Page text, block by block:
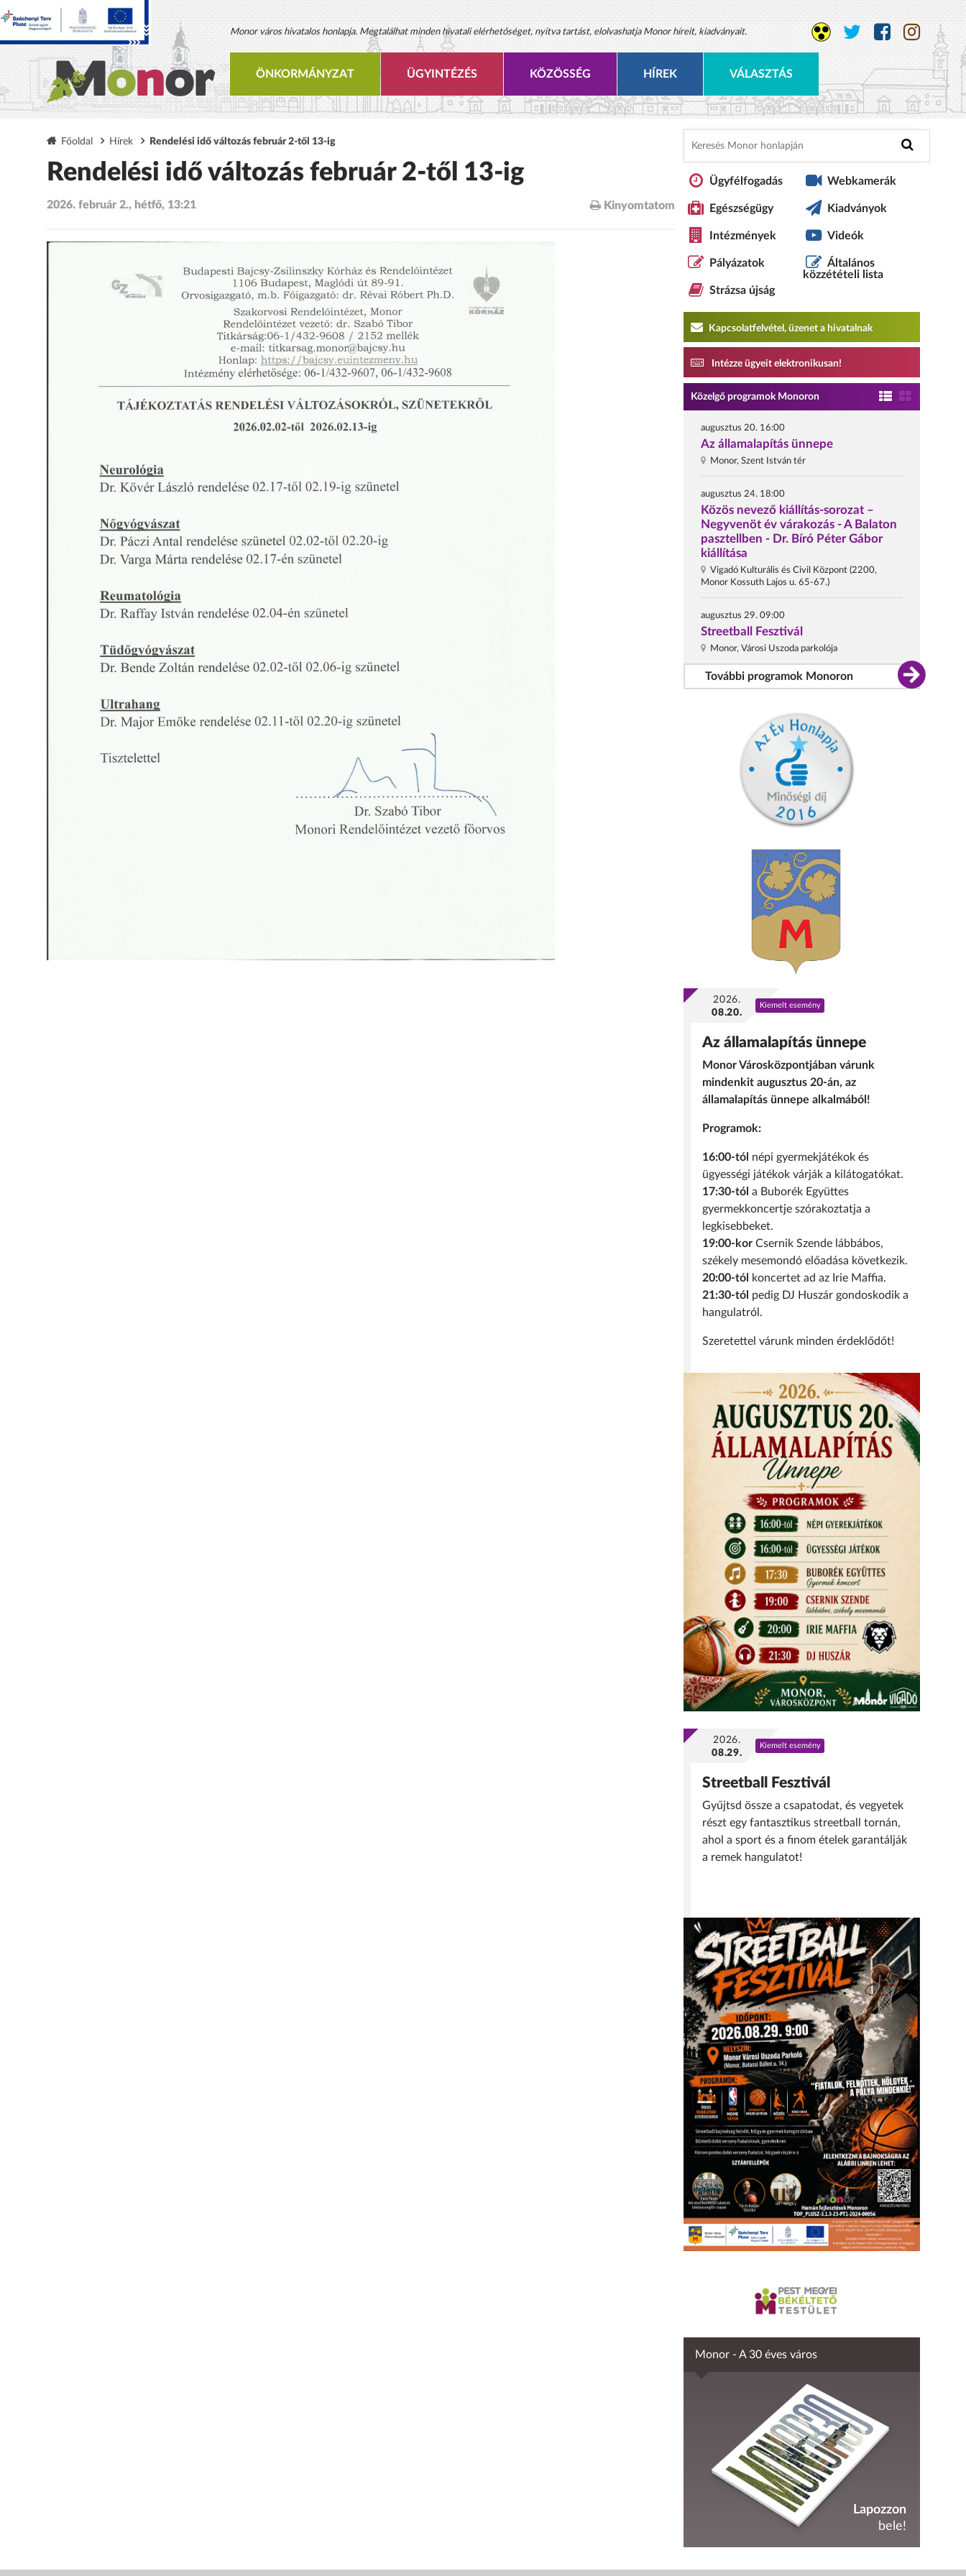
Monor város hivatalos honlapja. Megtalálhat minden hivatali elérhetőséget, nyitva tartást, elolvashatja Monor híreit, kiadványait.
ÖNKORMÁNYZAT ÜGYINTÉZÉS KÖZÖSSÉG HÍREK VÁLASZTÁS
Főoldal Hírek Rendelési idő változás február 2-től 13-ig
Rendelési idő változás február 2-től 13-ig
2026. február 2., hétfő, 13:21 Kinyomtatom
Ügyfélfogadás
Egészségügy
Intézmények
Pályázatok
Strázsa újság
Webkamerák
Kiadványok
Videók
Általános
közzétételi lista
Kapcsolatfelvétel, üzenet a hivatalnak
Intézze ügyeit elektronikusan!
Közelgő programok Monoron
augusztus 20. 16:00
Az államalapítás ünnepe
Monor, Szent István tér
augusztus 24. 18:00
Közös nevező kiállítás-sorozat –
Negyvenöt év várakozás - A Balaton
pasztellben - Dr. Bíró Péter Gábor
kiállítása
Vigadó Kulturális és Civil Központ (2200,
Monor Kossuth Lajos u. 65-67.)
augusztus 29. 09:00
Streetball Fesztivál
Monor, Városi Uszoda parkolója
További programok Monoron
2026.
08.20.
Kiemelt esemény
Az államalapítás ünnepe
Monor Városközpontjában várunk
mindenkit augusztus 20-án, az
államalapítás ünnepe alkalmából!
Programok:
16:00-tól népi gyermekjátékok és
ügyességi játékok várják a kilátogatókat.
17:30-tól a Buborék Együttes
gyermekkoncertje szórakoztatja a
legkisebbeket.
19:00-kor Csernik Szende lábbábos,
székely mesemondó előadása következik.
20:00-tól
koncertet ad az Irie Maffia.
21:30-tól pedig DJ Huszár gondoskodik a
hangulatról.
Szeretettel várunk minden érdeklődőt!
2026.
08.29.
Kiemelt esemény
Streetball Fesztivál
Gyűjtsd össze a csapatodat, és vegyetek
részt egy fantasztikus streetball tornán,
ahol a sport és a finom ételek garantálják
a remek hangulatot!
Monor - A 30 éves város
Lapozzon
bele!